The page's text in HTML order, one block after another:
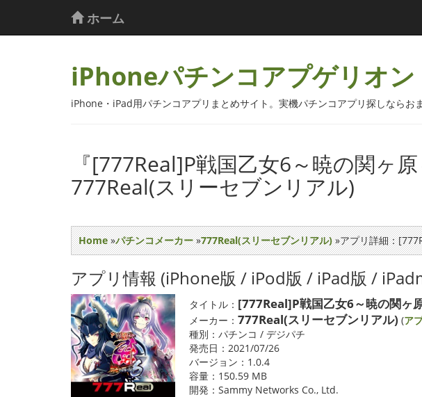
ホーム
iPhoneパチンコアプゲリオン
iPhone・iPad用パチンコアプリまとめサイト。実機パチンコアプリ探しならお
『[777Real]P戦国乙女6～暁の関ヶ
777Real(スリーセブンリアル)
Home»パチンコメーカー»777Real(スリーセブンリアル)»アプリ詳細：
アプリ情報 (iPhone版 / iPod版 / iPad版 /
タイトル： [777Real]P戦国乙女6～暁の関ヶ
メーカー： 777Real(スリーセブンリアル) (ア
種別：パチンコ / デジパチ
発売日：2021/07/26
バージョン：1.0.4
容量：150.59 MB
開発：Sammy Networks Co., Ltd.